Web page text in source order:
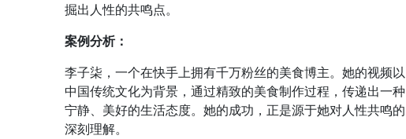
掘出人性的共鸣点。
案例分析：
李子柒，一个在快手上拥有千万粉丝的美食博主。她的视频以
中国传统文化为背景，通过精致的美食制作过程，传递出一种
宁静、美好的生活态度。她的成功，正是源于她对人性共鸣的
深刻理解。